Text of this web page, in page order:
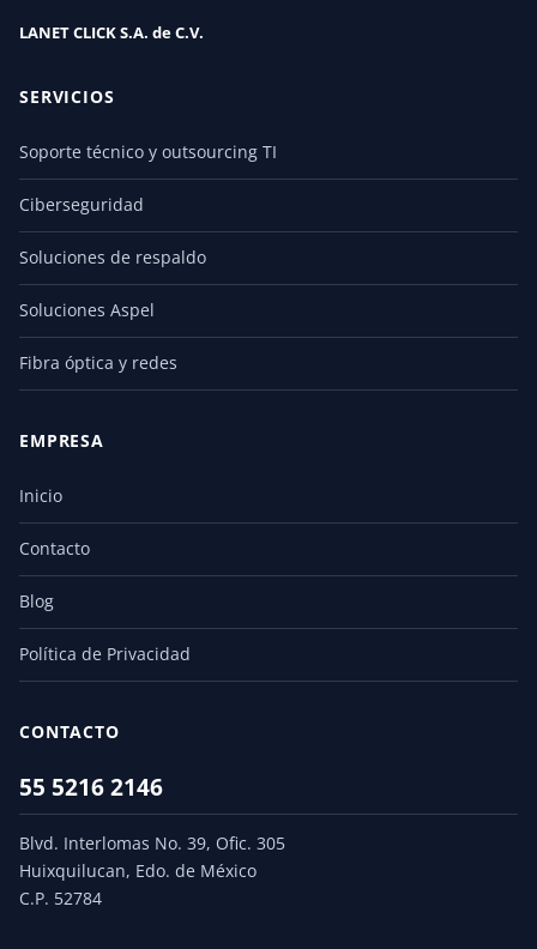
LANET CLICK S.A. de C.V.
SERVICIOS
Soporte técnico y outsourcing TI
Ciberseguridad
Soluciones de respaldo
Soluciones Aspel
Fibra óptica y redes
EMPRESA
Inicio
Contacto
Blog
Política de Privacidad
CONTACTO
55 5216 2146
Blvd. Interlomas No. 39, Ofic. 305
Huixquilucan, Edo. de México
C.P. 52784